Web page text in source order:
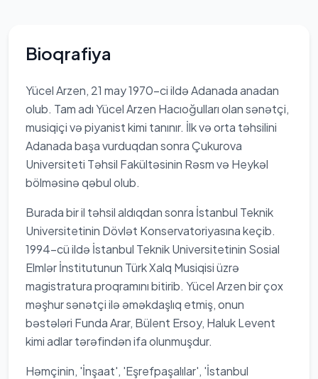
Bioqrafiya
Yücel Arzen, 21 may 1970-ci ildə Adanada anadan
olub. Tam adı Yücel Arzen Hacıoğulları olan sənətçi,
musiqiçi və piyanist kimi tanınır. İlk və orta təhsilini
Adanada başa vurduqdan sonra Çukurova
Universiteti Təhsil Fakültəsinin Rəsm və Heykəl
bölməsinə qəbul olub.
Burada bir il təhsil aldıqdan sonra İstanbul Teknik
Universitetinin Dövlət Konservatoriyasına keçib.
1994-cü ildə İstanbul Teknik Universitetinin Sosial
Elmlər İnstitutunun Türk Xalq Musiqisi üzrə
magistratura proqramını bitirib. Yücel Arzen bir çox
məşhur sənətçi ilə əməkdaşlıq etmiş, onun
bəstələri Funda Arar, Bülent Ersoy, Haluk Levent
kimi adlar tərəfindən ifa olunmuşdur.
Həmçinin, 'İnşaat', 'Eşrefpaşalılar', 'İstanbul